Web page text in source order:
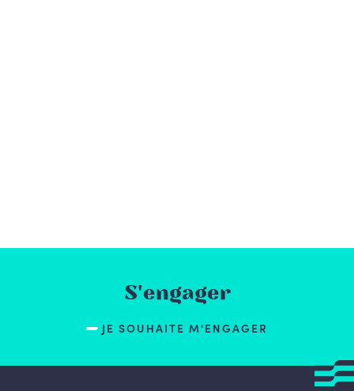
S'engager
JE SOUHAITE M'ENGAGER